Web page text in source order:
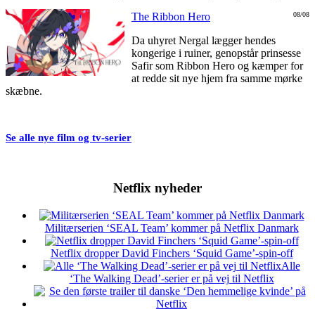
08/08
The Ribbon Hero
Da uhyret Nergal lægger hendes
kongerige i ruiner, genopstår prinsesse
Safir som Ribbon Hero og kæmper for
at redde sit nye hjem fra samme mørke
skæbne.
Se alle nye film og tv-serier
Netflix nyheder
Militærserien ‘SEAL Team’ kommer på Netflix Danmark
Netflix dropper David Finchers ‘Squid Game’-spin-off
Alle
‘The Walking Dead’-serier er på vej til Netflix